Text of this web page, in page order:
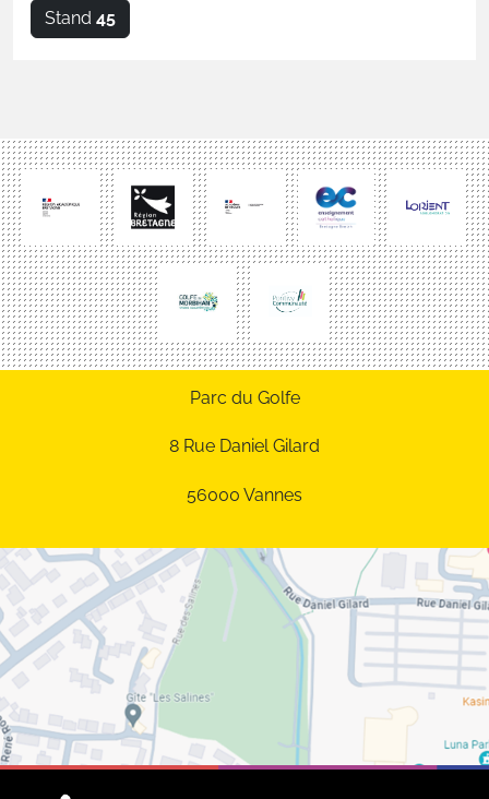
Stand 45
Parc du Golfe
8 Rue Daniel Gilard
56000 Vannes